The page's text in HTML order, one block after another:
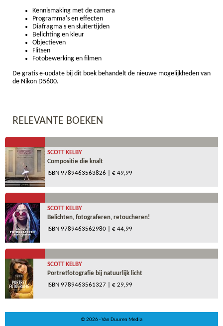
Kennismaking met de camera
Programma's en effecten
Diafragma's en sluitertijden
Belichting en kleur
Objectieven
Flitsen
Fotobewerking en filmen
De gratis e-update bij dit boek behandelt de nieuwe mogelijkheden van
de Nikon D5600.
RELEVANTE BOEKEN
SCOTT KELBY
Compositie die knalt
ISBN 9789463563826 | € 49,99
SCOTT KELBY
Belichten, fotograferen, retoucheren!
ISBN 9789463562980 | € 44,99
SCOTT KELBY
Portretfotografie bij natuurlijk licht
ISBN 9789463561327 | € 29,99
© 2026 - Van Duuren Media